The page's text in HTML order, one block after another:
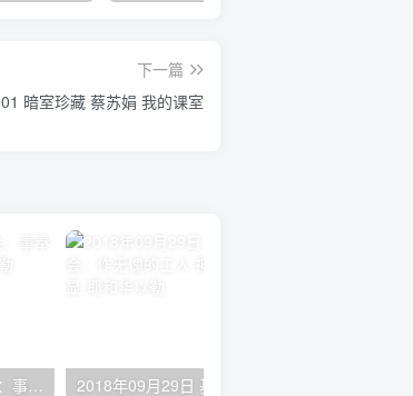
下一篇
01 暗室珍藏 蔡苏娟 我的课室